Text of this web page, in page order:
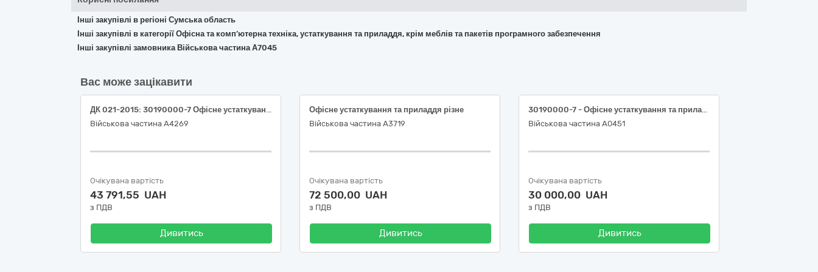
Інші закупівлі в регіоні Сумська область
Інші закупівлі в категорії Офісна та комп’ютерна техніка, устаткування та приладдя, крім меблів та пакетів програмного забезпечення
Інші закупівлі замовника Військова частина А7045
Вас може зацікавити
ДК 021-2015: 30190000-7 Офісне устаткування та приладдя різне
Військова частина А4269
Очікувана вартість
43 791,55 UAH
з ПДВ
Дивитись
Офісне устаткування та приладдя різне
Військова частина А3719
Очікувана вартість
72 500,00 UAH
з ПДВ
Дивитись
30190000-7 - Офісне устаткування та приладдя різне
Військова частина А0451
Очікувана вартість
30 000,00 UAH
з ПДВ
Дивитись